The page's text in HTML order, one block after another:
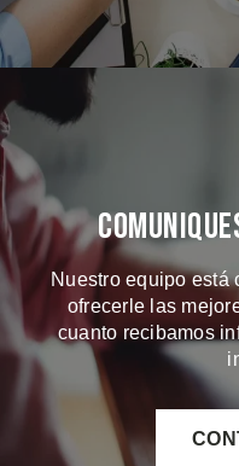
Nuestro equipo está
ofrecerle las
cuanto recibamos